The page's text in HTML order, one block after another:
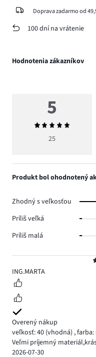
Doprava zadarmo od
100 dní na vrátenie
Hodnotenia zákazníkov
5
ING.MARTA
Overený nákup
veľkosť: 40 (vhodná) ,
Veľmi príjemný
2026-07-30
5
Priemerné
hodnotenie
25
Produkt bol ohodnotený
Zhodný s veľkosťou
Príliš veľká
Príliš malá